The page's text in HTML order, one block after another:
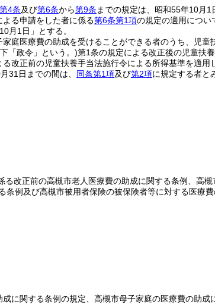
第4条及び第6条から第9条 までの規定は、昭和55年10月1
よる申請をした者に係る第6条第1項の規定の適用につい
月1日」とする。
家庭医療費の助成を受けることができる者のうち、児
「政令」という。)第1条の規定による改正後の児童扶
改正前の児童扶養手当法施行令による所得基準を適用
31日までの間は、 同条第1項及び第2項に規定する者と
改正前の高槻市老人医療費の助成に関する条例、高
条例及び高槻市被用者保険の被保険者等に対する医療
に関する条例の規定、高槻市母子家庭の医療費の助